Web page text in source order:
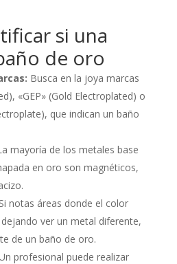
si una
de oro
Busca en la joya marcas
«GEP» (Gold Electroplated) o
que indican un baño
mayoría de los metales base
en oro son magnéticos,
Si notas áreas donde el color
ver un metal diferente,
de un baño de oro.
profesional puede realizar